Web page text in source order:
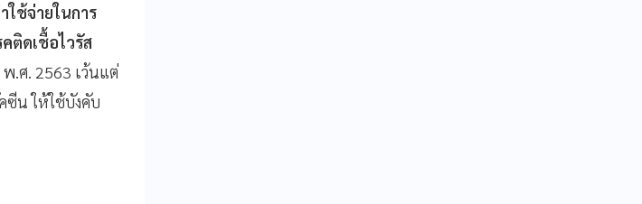
ใช้จ่ายในการ
ติดเชื้อไวรัส
.ศ. 2563 เว้นแต่
ซีน ให้ใช้บังคับ